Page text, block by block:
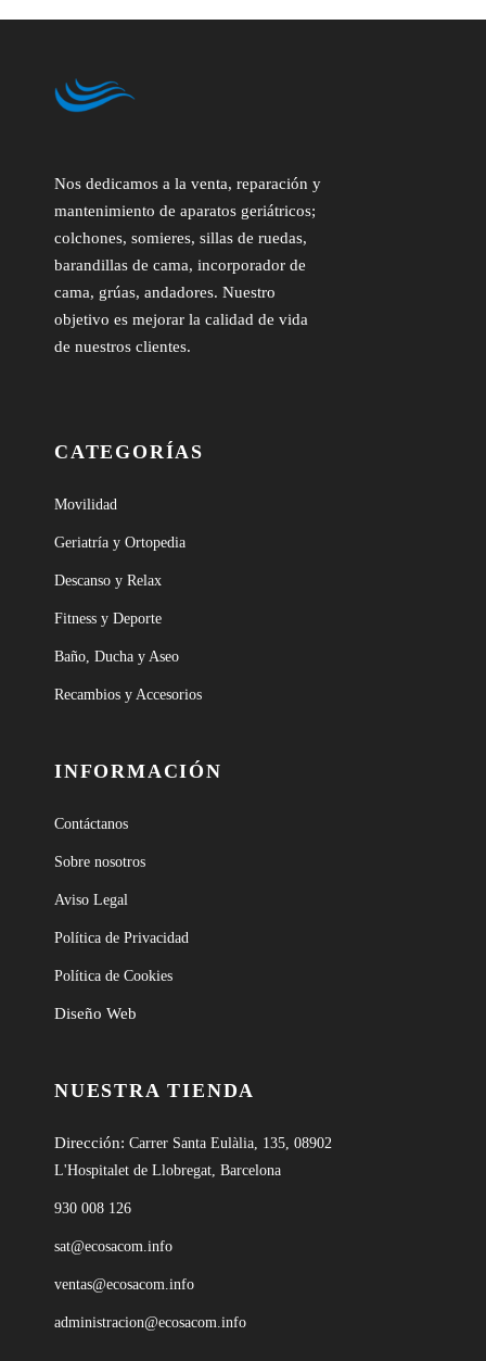
Nos dedicamos a la venta, reparación y
mantenimiento de aparatos geriátricos;
colchones, somieres, sillas de ruedas,
barandillas de cama, incorporador de
cama, grúas, andadores. Nuestro
objetivo es mejorar la calidad de vida
de nuestros clientes.
CATEGORÍAS
Movilidad
Geriatría y Ortopedia
Descanso y Relax
Fitness y Deporte
Baño, Ducha y Aseo
Recambios y Accesorios
INFORMACIÓN
Contáctanos
Sobre nosotros
Aviso Legal
Política de Privacidad
Política de Cookies
Diseño Web
NUESTRA TIENDA
Dirección: Carrer Santa Eulàlia, 135, 08902
L'Hospitalet de Llobregat, Barcelona
930 008 126
sat@ecosacom.info
ventas@ecosacom.info
administracion@ecosacom.info